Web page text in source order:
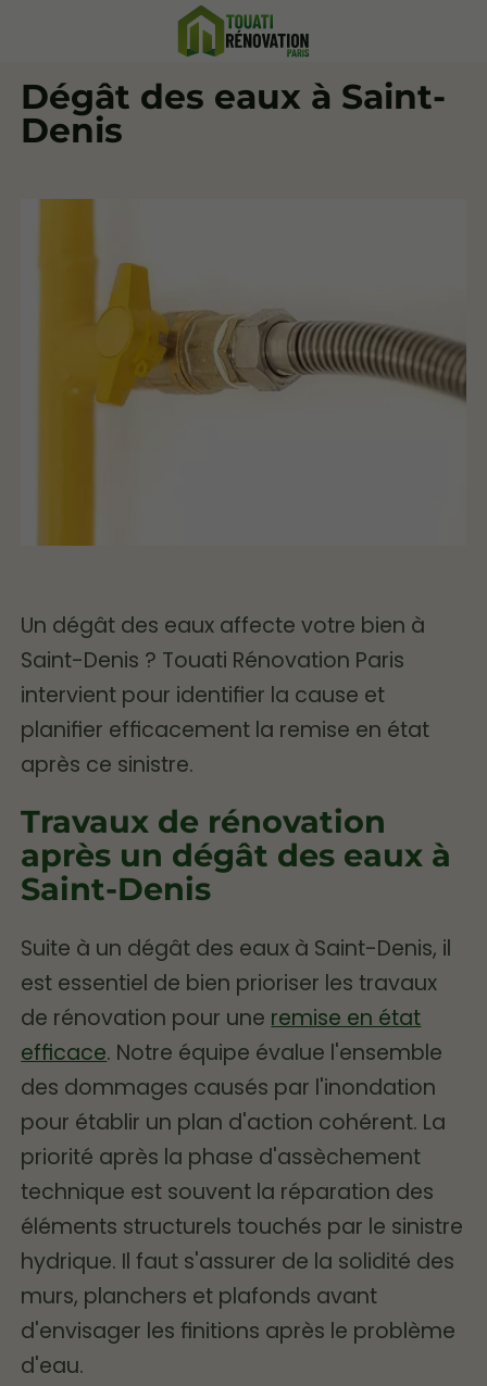
Dégât des eaux à Saint-
Denis
Un dégât des eaux affecte votre bien à
Saint-Denis ? Touati Rénovation Paris
intervient pour identifier la cause et
planifier efficacement la remise en état
après ce sinistre.
Travaux de rénovation
après un dégât des eaux à
Saint-Denis
Suite à un dégât des eaux à Saint-Denis, il
est essentiel de bien prioriser les travaux
de rénovation pour une remise en état
efficace. Notre équipe évalue l'ensemble
des dommages causés par l'inondation
pour établir un plan d'action cohérent. La
priorité après la phase d'assèchement
technique est souvent la réparation des
éléments structurels touchés par le sinistre
hydrique. Il faut s'assurer de la solidité des
murs, planchers et plafonds avant
d'envisager les finitions après le problème
d'eau.